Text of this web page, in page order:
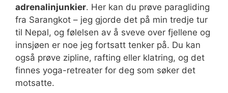
adrenalinjunkier. Her kan du prøve paragliding
fra Sarangkot – jeg gjorde det på min tredje tur
til Nepal, og følelsen av å sveve over fjellene og
innsjøen er noe jeg fortsatt tenker på. Du kan
også prøve zipline, rafting eller klatring, og det
finnes yoga-retreater for deg som søker det
motsatte.